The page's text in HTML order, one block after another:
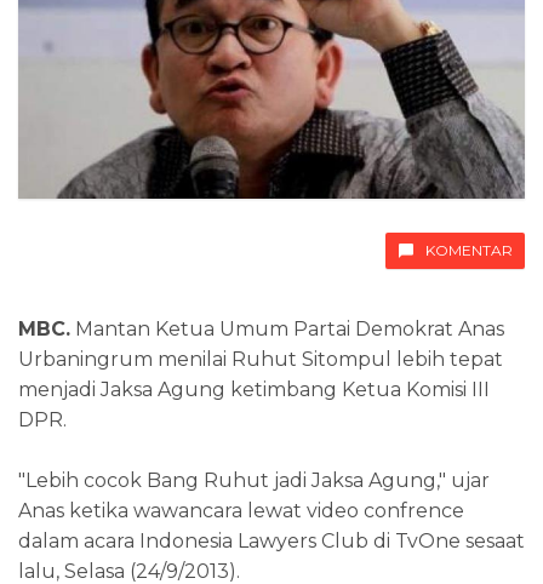
KOMENTAR
MBC. Mantan Ketua Umum Partai Demokrat Anas
Urbaningrum menilai Ruhut Sitompul lebih tepat
menjadi Jaksa Agung ketimbang Ketua Komisi III
DPR.
"Lebih cocok Bang Ruhut jadi Jaksa Agung," ujar
Anas ketika wawancara lewat video confrence
dalam acara Indonesia Lawyers Club di TvOne sesaat
lalu, Selasa (24/9/2013).